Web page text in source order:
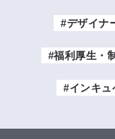
#デザイナ
#福利厚生・
#インキュ